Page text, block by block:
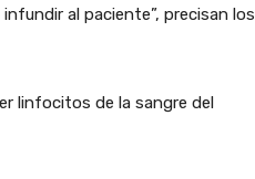
al paciente”, precisan los
linfocitos de la sangre del